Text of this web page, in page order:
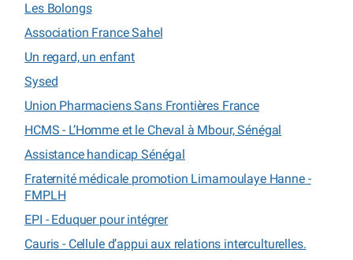
Les Bolongs
Association France Sahel
Un regard, un enfant
Sysed
Union Pharmaciens Sans Frontières France
HCMS - L’Homme et le Cheval à Mbour, Sénégal
Assistance handicap Sénégal
Fraternité médicale promotion Limamoulaye Hanne -
FMPLH
EPI - Eduquer pour intégrer
Cauris - Cellule d’appui aux relations interculturelles.